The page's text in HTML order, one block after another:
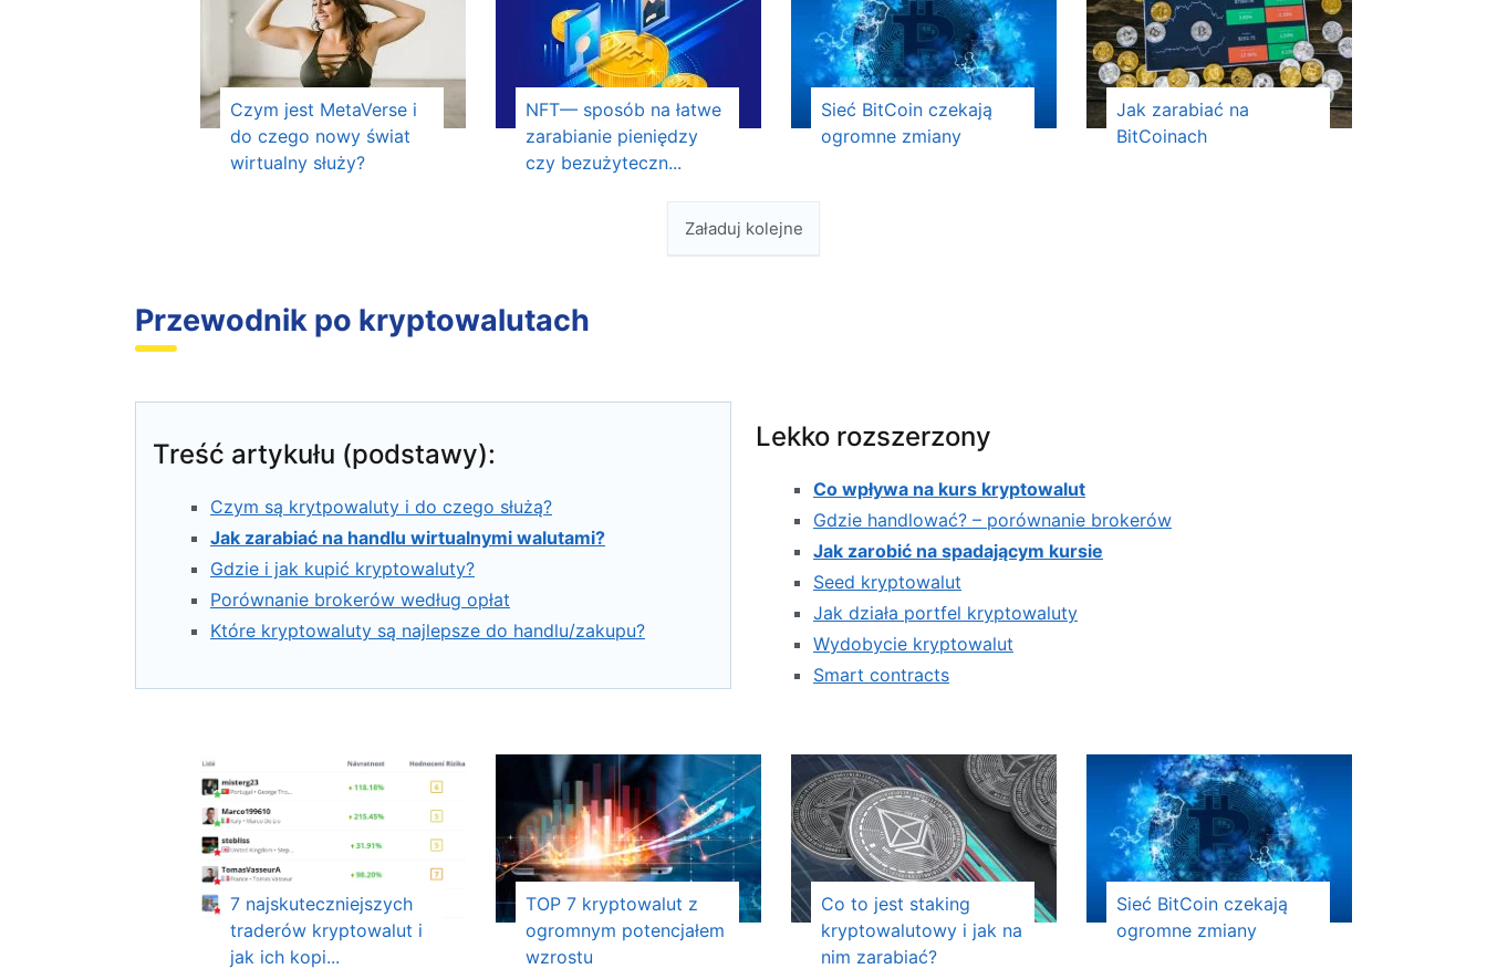
Czym jest MetaVerse i
do czego nowy świat
wirtualny służy?
NFT— sposób na łatwe
zarabianie pieniędzy
czy bezużyteczn...
Sieć BitCoin czekają
ogromne zmiany
Jak zarabiać na
BitCoinach
Załaduj kolejne
Przewodnik po kryptowalutach
Treść artykułu (podstawy):
Czym są krytpowaluty i do czego służą?
Jak zarabiać na handlu wirtualnymi walutami?
Gdzie i jak kupić kryptowaluty?
Porównanie brokerów według opłat
Które kryptowaluty są najlepsze do handlu/zakupu?
Lekko rozszerzony
Co wpływa na kurs kryptowalut
Gdzie handlować? – porównanie brokerów
Jak zarobić na spadającym kursie
Seed kryptowalut
Jak działa portfel kryptowaluty
Wydobycie kryptowalut
Smart contracts
7 najskuteczniejszych
traderów kryptowalut i
jak ich kopi...
TOP 7 kryptowalut z
ogromnym potencjałem
wzrostu
Co to jest staking
kryptowalutowy i jak na
nim zarabiać?
Sieć BitCoin czekają
ogromne zmiany